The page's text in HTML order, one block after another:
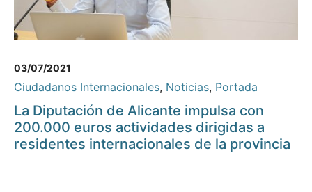
03/07/2021
Ciudadanos Internacionales, Noticias, Portada
La Diputación de Alicante impulsa con
200.000 euros actividades dirigidas a
residentes internacionales de la provincia